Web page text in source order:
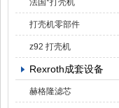
法国*打壳机
打壳机零部件
z92 打壳机
Rexroth成套设备
赫格隆滤芯